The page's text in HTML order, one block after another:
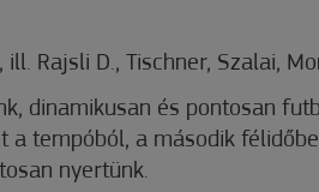
ill. Rajsli D., Tischner, Szalai,
dinamikusan és pontosan
tempóból, a második
nyertünk.